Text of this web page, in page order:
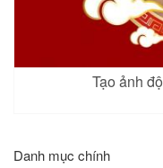
Tạo ảnh
Danh mục chính